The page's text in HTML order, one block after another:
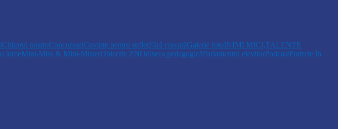
Cititorul nostruConcursuriCuvinte pentru sufletFără cravatăGalerie fotoINIMI MICI,TALENTE
lumeMini-Miss & Mini-MisterObiectiv ZNOdiseea pedagogicăParlamentul elevilorPodcastPortrete în